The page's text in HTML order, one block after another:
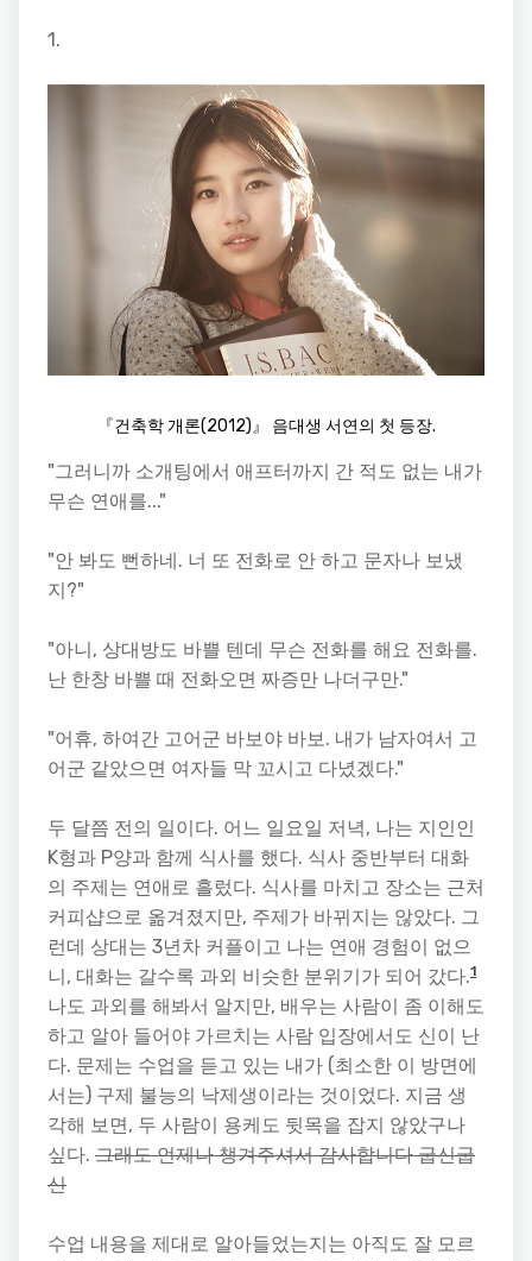
1.
『건축학 개론(2012)』 음대생 서연의 첫 등장.
"그러니까 소개팅에서 애프터까지 간 적도 없는 내가
무슨 연애를..."
"안 봐도 뻔하네. 너 또 전화로 안 하고 문자나 보냈
지?"
"아니, 상대방도 바쁠 텐데 무슨 전화를 해요 전화를.
난 한창 바쁠 때 전화오면 짜증만 나더구만."
"어휴, 하여간 고어군 바보야 바보. 내가 남자여서 고
어군 같았으면 여자들 막 꼬시고 다녔겠다."
두 달쯤 전의 일이다. 어느 일요일 저녁, 나는 지인인
K형과 P양과 함께 식사를 했다. 식사 중반부터 대화
의 주제는 연애로 흘렀다. 식사를 마치고 장소는 근처
커피샵으로 옮겨졌지만, 주제가 바뀌지는 않았다. 그
런데 상대는 3년차 커플이고 나는 연애 경험이 없으
니, 대화는 갈수록 과외 비슷한 분위기가 되어 갔다.1
나도 과외를 해봐서 알지만, 배우는 사람이 좀 이해도
하고 알아 들어야 가르치는 사람 입장에서도 신이 난
다. 문제는 수업을 듣고 있는 내가 (최소한 이 방면에
서는) 구제 불능의 낙제생이라는 것이었다. 지금 생
각해 보면, 두 사람이 용케도 뒷목을 잡지 않았구나
싶다. 그래도 언제나 챙겨주셔서 감사합니다 굽신굽
신
수업 내용을 제대로 알아들었는지는 아직도 잘 모르